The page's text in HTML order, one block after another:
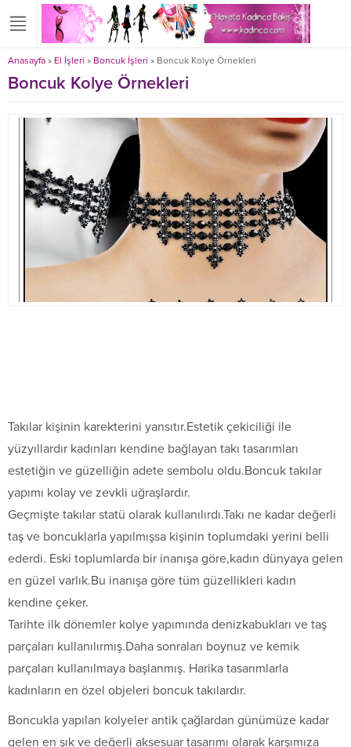
Anasayfa » El İşleri » Boncuk İşleri » Boncuk Kolye Örnekleri
Boncuk Kolye Örnekleri
Takılar kişinin karekterini yansıtır.Estetik çekiciliği ile
yüzyıllardır kadınları kendine bağlayan takı tasarımları
estetiğin ve güzelliğin adete sembolu oldu.Boncuk takılar
yapımı kolay ve zevkli uğraşlardır.
Geçmişte takılar statü olarak kullanılırdı.Takı ne kadar değerli
taş ve boncuklarla yapılmışsa kişinin toplumdaki yerini belli
ederdi. Eski toplumlarda bir inanışa göre,kadın dünyaya gelen
en güzel varlık.Bu inanışa göre tüm güzellikleri kadın
kendine çeker.
Tarihte ilk dönemler kolye yapımında denizkabukları ve taş
parçaları kullanılırmış.Daha sonraları boynuz ve kemik
parçaları kullanılmaya başlanmış. Harika tasarımlarla
kadınların en özel objeleri boncuk takılardır.
Boncukla yapılan kolyeler antik çağlardan günümüze kadar
gelen en şık ve değerli aksesuar tasarımı olarak karşımıza